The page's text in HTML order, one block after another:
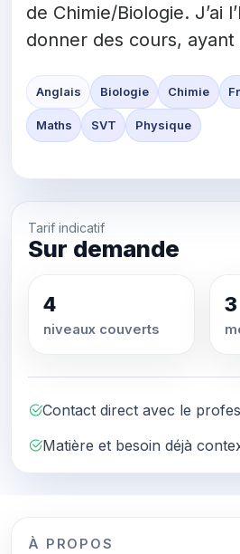
de Chimie/Biologie. J’ai
donner des cours, ayant
Anglais Biologie Chimie
Maths SVT Physique
Tarif indicatif
Sur demande
4
niveaux couverts
3
Contact direct avec le
Matière et besoin déjà
À PROPOS